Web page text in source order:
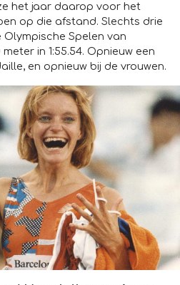
het jaar daarop voor het
op die afstand. Slechts drie
Spelen van
in 1:55.54. Opnieuw een
en opnieuw bij de vrouwen.